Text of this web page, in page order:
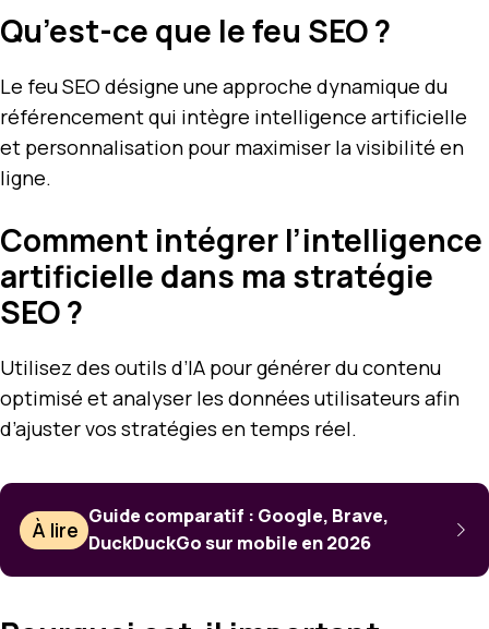
Qu’est-ce que le feu SEO ?
Le feu SEO désigne une approche dynamique du
référencement qui intègre intelligence artificielle
et personnalisation pour maximiser la visibilité en
ligne.
Comment intégrer l’intelligence
artificielle dans ma stratégie
SEO ?
Utilisez des outils d’IA pour générer du contenu
optimisé et analyser les données utilisateurs afin
d’ajuster vos stratégies en temps réel.
À lire
Guide comparatif : Google, Brave,
DuckDuckGo sur mobile en 2026